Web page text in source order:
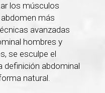
los músculos
más
avanzadas
hombres y
se esculpe el
definición abdominal
natural.